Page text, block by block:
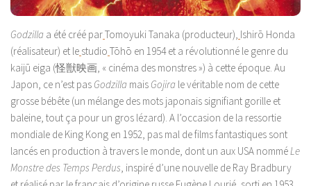
Godzilla a été créé parTomoyuki Tanaka (producteur), Ishirō Honda
(réalisateur) et le studio Tōhō en 1954 et a révolutionné le genre du
kaijū eiga (怪獣映画, « cinéma des monstres ») à cette époque. Au
Japon, ce n’est pas Godzilla mais Gojira le véritable nom de cette
grosse bébête (un mélange des mots japonais signifiant gorille et
baleine, tout ça pour un gros lézard). A l’occasion de la ressortie
mondiale de King Kong en 1952, pas mal de films fantastiques sont
lancés en production à travers le monde, dont un aux USA nomméLe
Monstre des Temps Perdus, inspiré d’une nouvelle de Ray Bradbury